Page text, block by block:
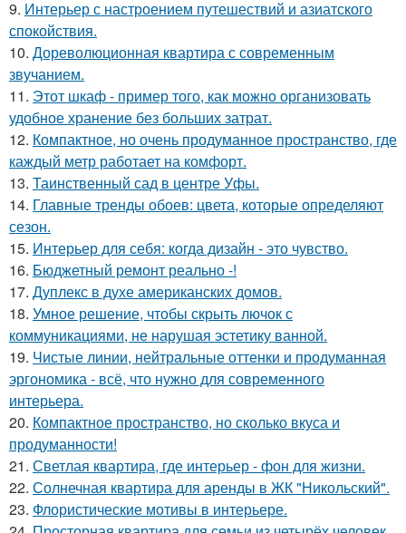
9. Интерьер с настроением путешествий и азиатского
спокойствия.
10. Дореволюционная квартира с современным
звучанием.
11. Этот шкаф - пример того, как можно организовать
удобное хранение без больших затрат.
12. Компактное, но очень продуманное пространство, где
каждый метр работает на комфорт.
13. Таинственный сад в центре Уфы.
14. Главные тренды обоев: цвета, которые определяют
сезон.
15. Интерьер для себя: когда дизайн - это чувство.
16. Бюджетный ремонт реально -!
17. Дуплекс в духе американских домов.
18. Умное решение, чтобы скрыть лючок с
коммуникациями, не нарушая эстетику ванной.
19. Чистые линии, нейтральные оттенки и продуманная
эргономика - всё, что нужно для современного
интерьера.
20. Компактное пространство, но сколько вкуса и
продуманности!
21. Светлая квартира, где интерьер - фон для жизни.
22. Солнечная квартира для аренды в ЖК "Никольский".
23. Флористические мотивы в интерьере.